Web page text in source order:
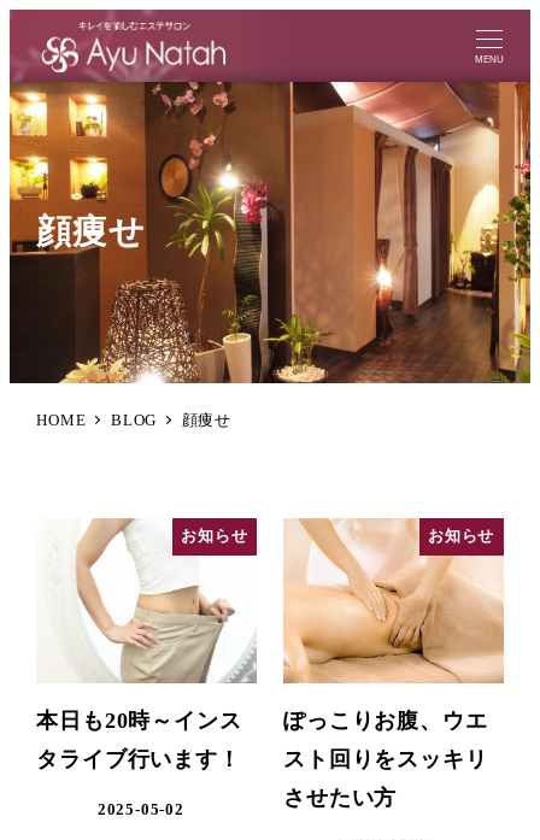
MENU
顔痩せ
HOME BLOG 顔痩せ
お知らせ
本日も20時～インス
タライブ行います！
2025-05-02
お知らせ
ぽっこりお腹、ウエ
スト回りをスッキリ
させたい方